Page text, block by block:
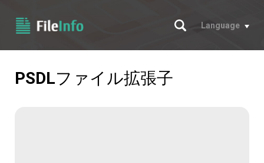
サーチ
Language
PSDLファイル拡張子